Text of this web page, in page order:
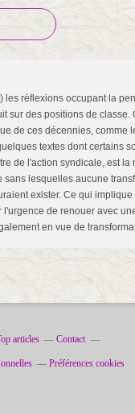
les réflexions occupant la
sur des positions de classe.
de ces décennies, comme
textes dont certains
de l'action syndicale, est la
lesquelles aucune
exister. Ce qui
l'urgence de renouer avec
en vue de
articles Contact
Préférences cookies